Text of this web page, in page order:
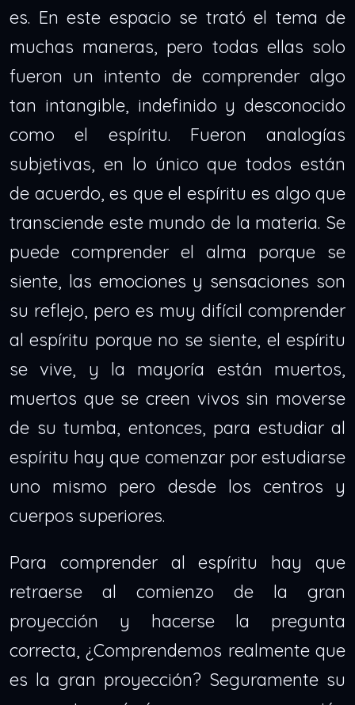
es. En este espacio se trató el tema de
muchas maneras, pero todas ellas solo
fueron un intento de comprender algo
tan intangible, indefinido y desconocido
como el espíritu. Fueron analogías
subjetivas, en lo único que todos están
de acuerdo, es que el espíritu es algo que
transciende este mundo de la materia. Se
puede comprender el alma porque se
siente, las emociones y sensaciones son
su reflejo, pero es muy difícil comprender
al espíritu porque no se siente, el espíritu
se vive, y la mayoría están muertos,
muertos que se creen vivos sin moverse
de su tumba, entonces, para estudiar al
espíritu hay que comenzar por estudiarse
uno mismo pero desde los centros y
cuerpos superiores.
Para comprender al espíritu hay que
retraerse al comienzo de la gran
proyección y hacerse la pregunta
correcta, ¿Comprendemos realmente que
es la gran proyección? Seguramente su